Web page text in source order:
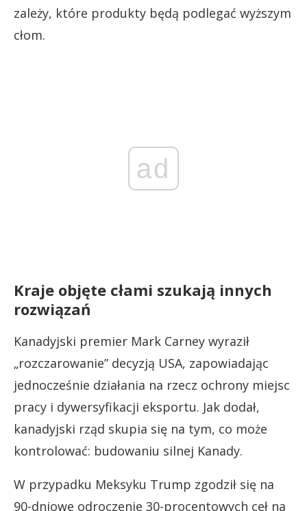
zależy, które produkty będą podlegać wyższym
cłom.
ad
Kraje objęte cłami szukają innych
rozwiązań
Kanadyjski premier Mark Carney wyraził
„rozczarowanie” decyzją USA, zapowiadając
jednocześnie działania na rzecz ochrony miejsc
pracy i dywersyfikacji eksportu. Jak dodał,
kanadyjski rząd skupia się na tym, co może
kontrolować: budowaniu silnej Kanady.
W przypadku Meksyku Trump zgodził się na
90-dniowe odroczenie 30-procentowych ceł na